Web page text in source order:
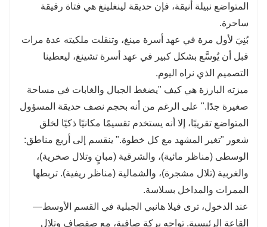
المتواضع نبيلة أنيقة، فإن حديقة لينغلينغ هي فتاة رقيقة
ساحرة.
بُنِيَ لأول مرة في عهد أسرة مينغ، وتنقلت ملكيته عدة مرات
قبل أن يُوسَّع بشكل كبير في عهد أسرة تشينغ، ليعطينا
التصميم الذي نراه اليوم.
ميزته البارزة هي كيف "يضغط الجبال والغابات في مساحة
صغيرة جدًا." على الرغم من أنه بحجم نصف حديقة المسؤول
المتواضع تقريبًا، إلا أنه يستخدم تقسيمًا مكانيًا ذكيًا لخلق
شعور "تغير المشهد مع كل خطوة." ينقسم إلى أربع مناطق:
الوسطى (مناظر مائية)، والشرقية (مبانٍ وتلال صخرية)،
والغربية (تلال مشجرة)، والشمالية (مناظر ريفية). تربطها
الممرات والمداخل بسلاسة.
عند الدخول، ترى فيلا هانبي الجبلية في القسم الأوسط—
القاعة الرئيسية. تواجه بركة صافية، مع صفصاف وتلال